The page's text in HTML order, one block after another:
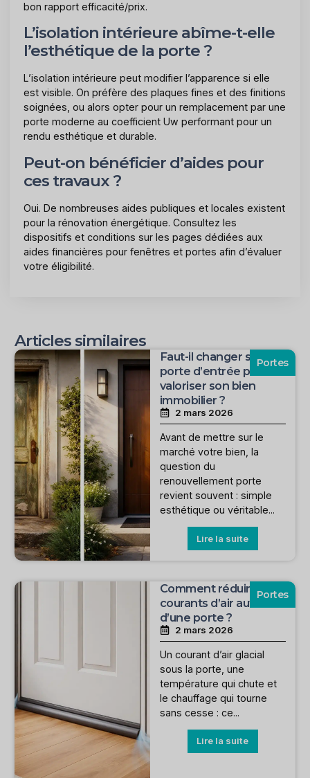
bon rapport efficacité/prix.
L’isolation intérieure abîme-t-elle
l’esthétique de la porte ?
L’isolation intérieure peut modifier l’apparence si elle
est visible. On préfère des plaques fines et des finitions
soignées, ou alors opter pour un remplacement par une
porte moderne au coefficient Uw performant pour un
rendu esthétique et durable.
Peut-on bénéficier d’aides pour
ces travaux ?
Oui. De nombreuses aides publiques et locales existent
pour la rénovation énergétique. Consultez les
dispositifs et conditions sur les pages dédiées aux
aides financières pour fenêtres et portes afin d’évaluer
votre éligibilité.
Articles similaires
Portes
Faut-il changer sa
porte d’entrée pour
valoriser son bien
immobilier ?
2 mars 2026
Avant de mettre sur le
marché votre bien, la
question du
renouvellement porte
revient souvent : simple
esthétique ou véritable...
Lire la suite
Portes
Comment réduire les
courants d’air autour
d’une porte ?
2 mars 2026
Un courant d’air glacial
sous la porte, une
température qui chute et
le chauffage qui tourne
sans cesse : ce...
Lire la suite